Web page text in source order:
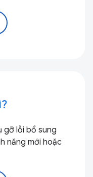
gỡ lỗi bổ sung
năng mới hoặc